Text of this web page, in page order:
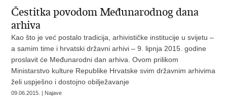
Čestitka povodom Međunarodnog dana
arhiva
Kao što je već postalo tradicija, arhivističke institucije u svijetu –
a samim time i hrvatski državni arhivi – 9. lipnja 2015. godine
proslavit će Međunarodni dan arhiva. Ovom prilikom
Ministarstvo kulture Republike Hrvatske svim državnim arhivima
želi uspješno i dostojno obilježavanje
09.06.2015. | Najave